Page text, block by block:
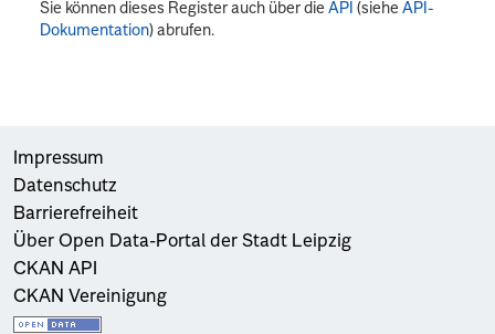
Sie können dieses Register auch über dieAPI (sieheAPI-
Dokumentation) abrufen.
Impressum
Datenschutz
Barrierefreiheit
Über Open Data-Portal der Stadt Leipzig
CKAN API
CKAN Vereinigung